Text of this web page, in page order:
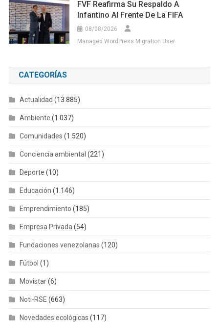
FVF Reafirma Su Respaldo A
Infantino Al Frente De La FIFA
08/08/2026
Managed WordPress Migration User
CATEGORÍAS
Actualidad (13.885)
Ambiente (1.037)
Comunidades (1.520)
Conciencia ambiental (221)
Deporte (10)
Educación (1.146)
Emprendimiento (185)
Empresa Privada (54)
Fundaciones venezolanas (120)
Fútbol (1)
Movistar(6)
Noti-RSE (663)
Novedades ecológicas (117)